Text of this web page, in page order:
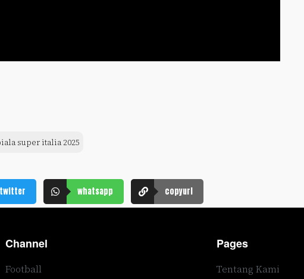
super italia 2025
twitter whatsapp copyurl
Channel
Football
Pages
Tentang Kami